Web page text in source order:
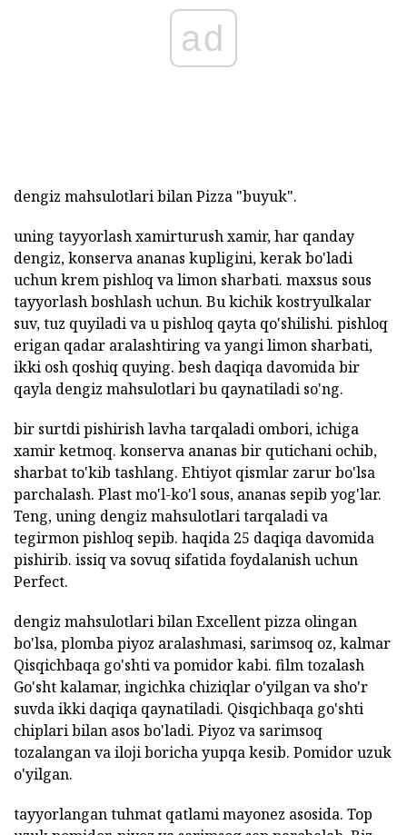
ad
dengiz mahsulotlari bilan Pizza "buyuk".
uning tayyorlash xamirturush xamir, har qanday
dengiz, konserva ananas kupligini, kerak bo'ladi
uchun krem pishloq va limon sharbati. maxsus sous
tayyorlash boshlash uchun. Bu kichik kostryulkalar
suv, tuz quyiladi va u pishloq qayta qo'shilishi. pishloq
erigan qadar aralashtiring va yangi limon sharbati,
ikki osh qoshiq quying. besh daqiqa davomida bir
qayla dengiz mahsulotlari bu qaynatiladi so'ng.
bir surtdi pishirish lavha tarqaladi ombori, ichiga
xamir ketmoq. konserva ananas bir qutichani ochib,
sharbat to'kib tashlang. Ehtiyot qismlar zarur bo'lsa
parchalash. Plast mo'l-ko'l sous, ananas sepib yog'lar.
Teng, uning dengiz mahsulotlari tarqaladi va
tegirmon pishloq sepib. haqida 25 daqiqa davomida
pishirib. issiq va sovuq sifatida foydalanish uchun
Perfect.
dengiz mahsulotlari bilan Excellent pizza olingan
bo'lsa, plomba piyoz aralashmasi, sarimsoq oz, kalmar
Qisqichbaqa go'shti va pomidor kabi. film tozalash
Go'sht kalamar, ingichka chiziqlar o'yilgan va sho'r
suvda ikki daqiqa qaynatiladi. Qisqichbaqa go'shti
chiplari bilan asos bo'ladi. Piyoz va sarimsoq
tozalangan va iloji boricha yupqa kesib. Pomidor uzuk
o'yilgan.
tayyorlangan tuhmat qatlami mayonez asosida. Top